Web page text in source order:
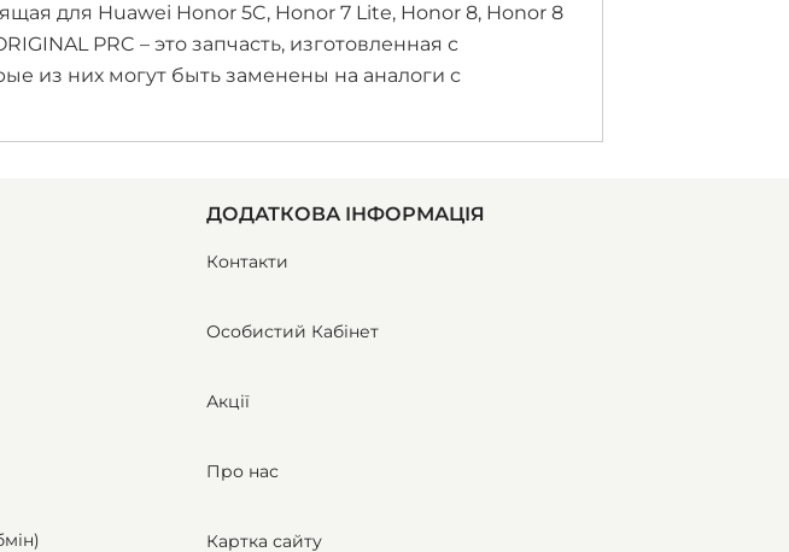
для Huawei Honor 5C, Honor 7 Lite, Honor 8, Honor 8
PRC – это запчасть, изготовленная с
из них могут быть заменены на аналоги с
ДОДАТКОВА ІНФОРМАЦІЯ
Контакти
Особистий Кабінет
Акції
Про нас
Картка сайту